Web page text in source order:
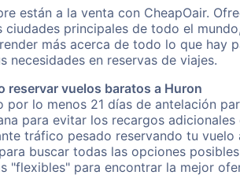
están a la venta con CheapOair.
principales de todo el
más acerca de todo lo que hay
necesidades en reservas de viajes.
reservar vuelos baratos a Huron
por lo menos 21 días de antelación
para evitar los recargos adicionales
tráfico pesado reservando tu
buscar todas las opciones
"flexibles" para encontrar la mejor